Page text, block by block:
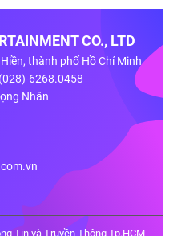
CO., LTD
thành phố Hồ Chí Minh
6268.0458
Nhân
Tin và Truyền Thông Tp.HCM